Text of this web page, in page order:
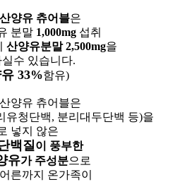
양유 츄어블은
분말 1,000mg 섭취
산양유분말 2,500mg을
수 있습니다.
33%함유)
양유 츄어블은
유청단백, 분리대두단백 등)을
넣지 않은
백질이 풍부한
유가 주성분으로
른까지 온가족이